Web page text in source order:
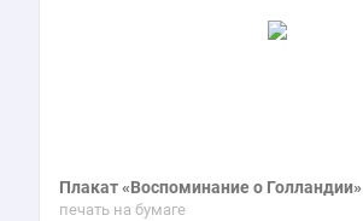
Плакат «Воспоминание о Голландии»
печать на бумаге